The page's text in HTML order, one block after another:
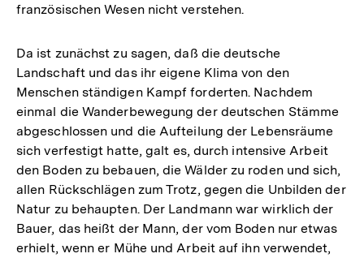
französischen Wesen nicht verstehen.
Da ist zunächst zu sagen, daß die deutsche
Landschaft und das ihr eigene Klima von den
Menschen ständigen Kampf forderten. Nachdem
einmal die Wanderbewegung der deutschen Stämme
abgeschlossen und die Aufteilung der Lebensräume
sich verfestigt hatte, galt es, durch intensive Arbeit
den Boden zu bebauen, die Wälder zu roden und sich,
allen Rückschlägen zum Trotz, gegen die Unbilden der
Natur zu behaupten. Der Landmann war wirklich der
Bauer, das heißt der Mann, der vom Boden nur etwas
erhielt, wenn er Mühe und Arbeit auf ihn verwendet,